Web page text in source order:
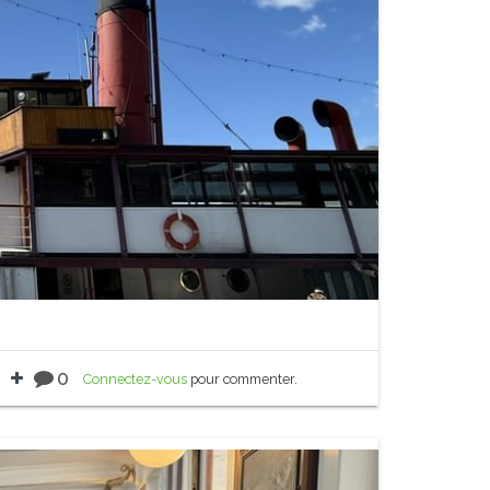
0 Connectez-vous pour commenter.